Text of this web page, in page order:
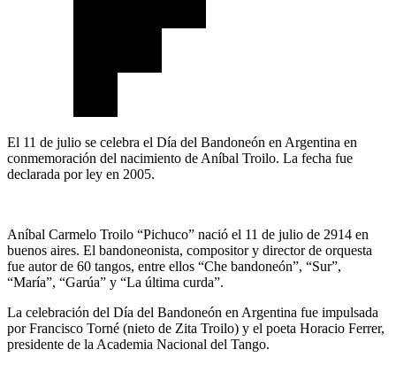
El 11 de julio se celebra el Día del Bandoneón en Argentina en
conmemoración del nacimiento de Aníbal Troilo. La fecha fue
declarada por ley en 2005.
Aníbal Carmelo Troilo “Pichuco” nació el 11 de julio de 2914 en
buenos aires. El bandoneonista, compositor y director de orquesta
fue autor de 60 tangos, entre ellos “Che bandoneón”, “Sur”,
“María”, “Garúa” y “La última curda”.
La celebración del Día del Bandoneón en Argentina fue impulsada
por Francisco Torné (nieto de Zita Troilo) y el poeta Horacio Ferrer,
presidente de la Academia Nacional del Tango.